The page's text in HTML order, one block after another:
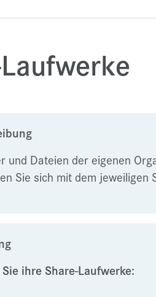
und Dateien der eigenen
Sie sich mit dem jeweiligen
ihre Share-Laufwerke: